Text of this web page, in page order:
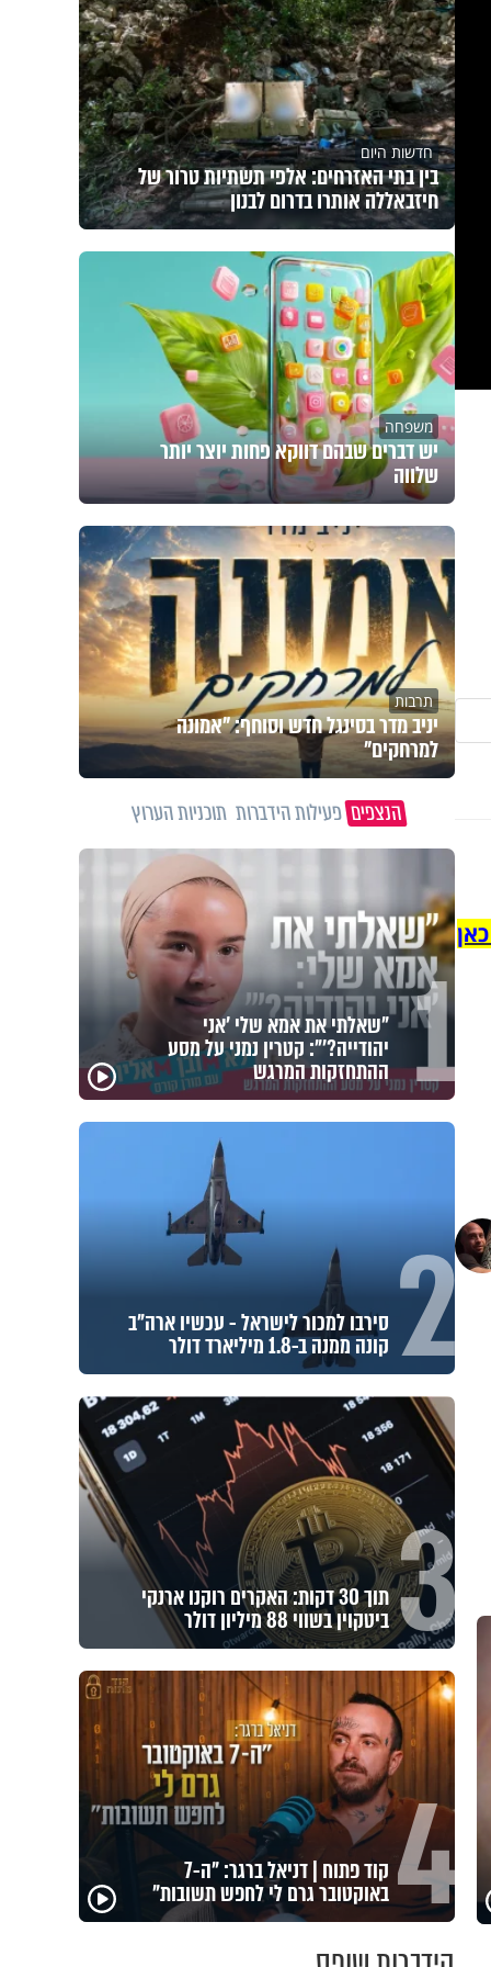
חדשות היום
בין בתי האזרחים: אלפי תשתיות טרור של
חיזבאללה אותרו בדרום לבנון
משפחה
יש דברים שבהם דווקא פחות יוצר יותר
שלווה
תרבות
יניב מדר בסינגל חדש וסוחף: "אמונה
למרחקים"
הנצפיםפעילות הידברות תוכניות הערוץ
1 "שאלתי את אמא שלי 'אני
יהודייה?'": קטרין נמני על מסע
ההתחזקות המרגש
2 סירבו למכור לישראל - עכשיו ארה"ב
קונה ממנה ב-1.8 מיליארד דולר
3 תוך 30 דקות: האקרים רוקנו ארנקי
ביטקוין בשווי 88 מיליון דולר
4 קוד פתוח | דניאל ברגר: "ה-7
באוקטובר גרם לי לחפש תשובות"